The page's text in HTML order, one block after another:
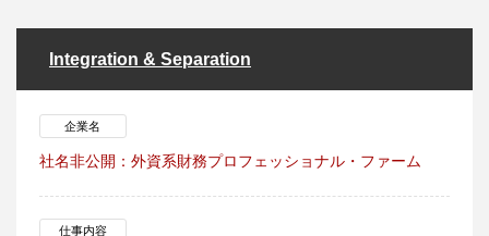
Integration & Separation
企業名
社名非公開：外資系財務プロフェッショナル・ファーム
仕事内容